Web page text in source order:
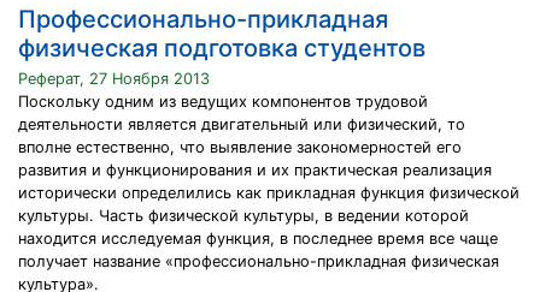
Профессионально-прикладная
физическая подготовка студентов
Реферат, 27 Ноября 2013
Поскольку одним из ведущих компонентов трудовой
деятельности является двигательный или физический, то
вполне естественно, что выявление закономерностей его
развития и функционирования и их практическая реализация
исторически определились как прикладная функция физической
культуры. Часть физической культуры, в ведении которой
находится исследуемая функция, в последнее время все чаще
получает название «профессионально-прикладная физическая
культура».